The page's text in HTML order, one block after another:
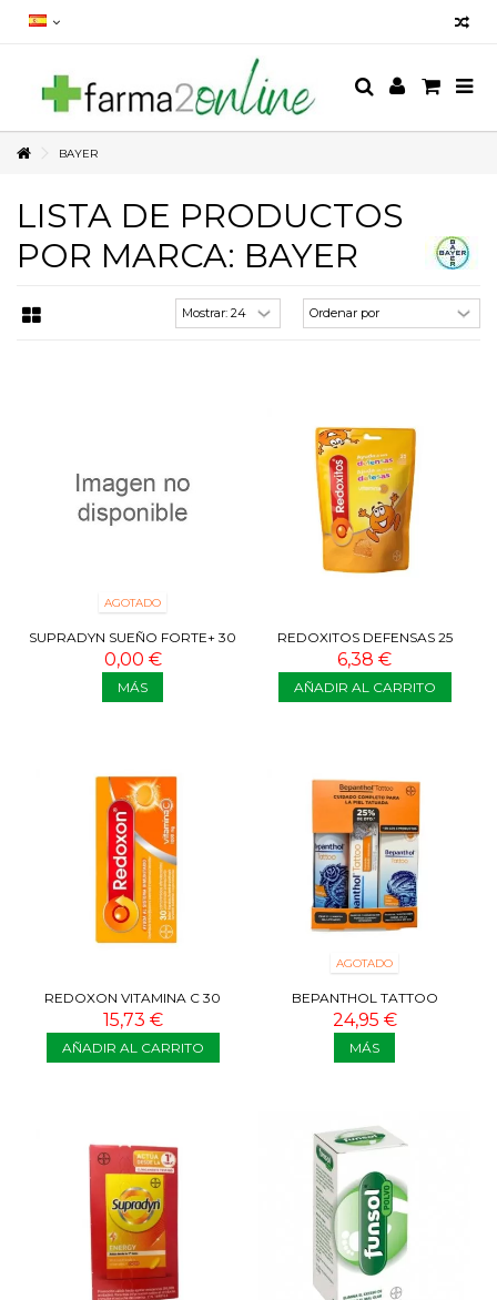
BAYER
LISTA DE PRODUCTOS
POR MARCA: BAYER
AGOTADO
SUPRADYN SUEÑO FORTE+ 30
COMPRIMIDOS BICAPA
0,00 €
MÁS
REDOXITOS DEFENSAS 25
GUMMIES
6,38 €
AÑADIR AL CARRITO
REDOXON VITAMINA C 30
COMPRIMIDOS
EFERVESCENTES
15,73 €
AÑADIR AL CARRITO
AGOTADO
BEPANTHOL TATTOO
CUIDADO COMPLETO
24,95 €
MÁS